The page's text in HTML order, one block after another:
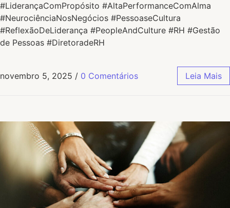
#LiderançaComPropósito #AltaPerformanceComAlma
#NeurociênciaNosNegócios #PessoaseCultura
#ReflexãoDeLiderança #PeopleAndCulture #RH #Gestão
de Pessoas #DiretoradeRH
novembro 5, 2025 / 0 Comentários Leia Mais